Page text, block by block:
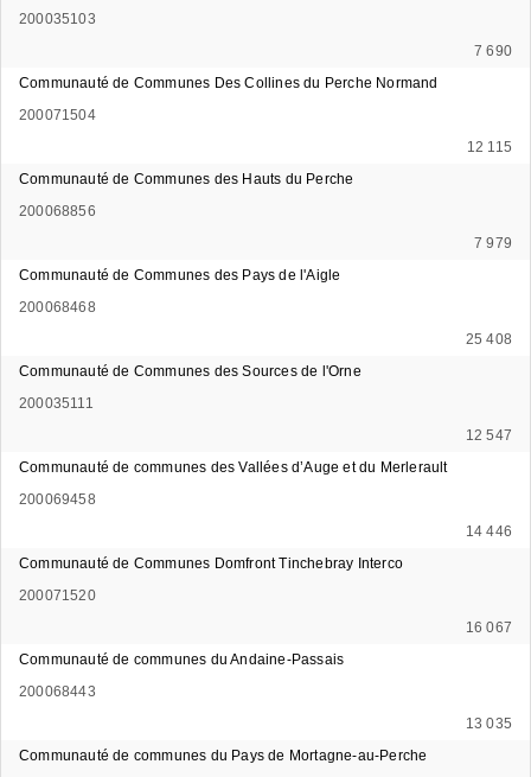
200035103
7 690
Communauté de Communes Des Collines du Perche Normand
200071504
12 115
Communauté de Communes des Hauts du Perche
200068856
7 979
Communauté de Communes des Pays de l'Aigle
200068468
25 408
Communauté de Communes des Sources de l'Orne
200035111
12 547
Communauté de communes des Vallées d’Auge et du Merlerault
200069458
14 446
Communauté de Communes Domfront Tinchebray Interco
200071520
16 067
Communauté de communes du Andaine-Passais
200068443
13 035
Communauté de communes du Pays de Mortagne-au-Perche